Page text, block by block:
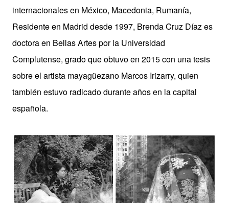
internacionales en México, Macedonia, Rumanía,
Residente en Madrid desde 1997, Brenda Cruz Díaz es
doctora en Bellas Artes por la Universidad
Complutense, grado que obtuvo en 2015 con una tesis
sobre el artista mayagüezano Marcos Irizarry, quien
también estuvo radicado durante años en la capital
española.